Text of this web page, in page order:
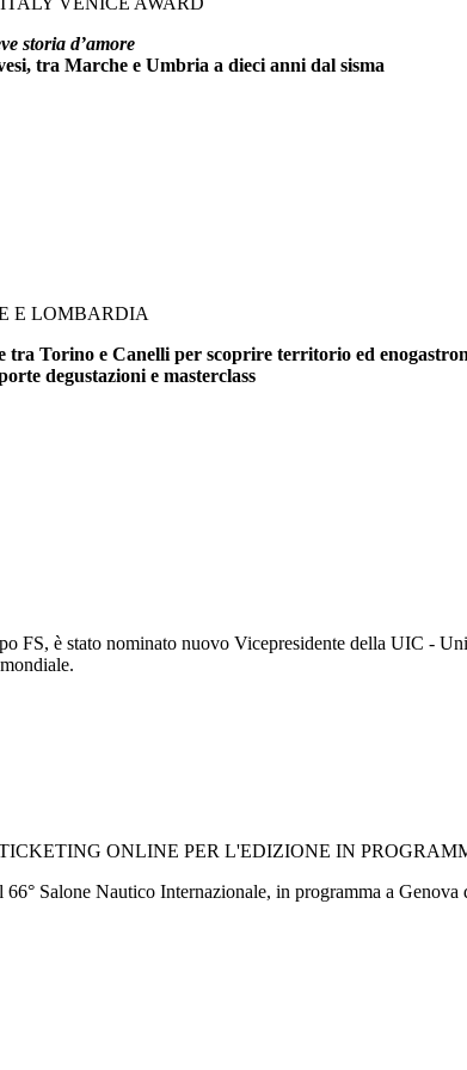
storia d’amore
tra Marche e Umbria a dieci anni dal sisma
E LOMBARDIA
tra Torino e Canelli per scoprire territorio ed
degustazioni e masterclass
FS, è stato nominato nuovo Vicepresidente della UIC -
ONLINE PER L'EDIZIONE IN
Salone Nautico Internazionale, in programma a Genova